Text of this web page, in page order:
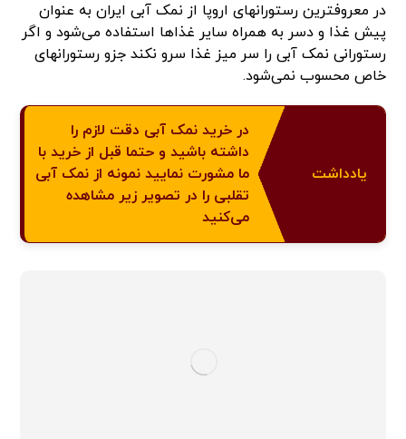
در معروفترین رستورانهای اروپا از نمک آبی ایران به عنوان
پیش غذا و دسر به همراه سایر غذاها استفاده می‌شود و اگر
رستورانی نمک آبی را سر میز غذا سرو نکند جزو رستورانهای
خاص محسوب نمی‌شود.
یادداشت
در خرید نمک آبی دقت لازم را
داشته باشید و حتما قبل از خرید با
ما مشورت نمایید نمونه از نمک آبی
تقلبی را در تصویر زیر مشاهده
می‌کنید